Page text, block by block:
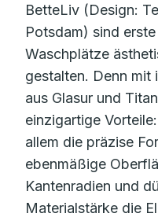
BetteLiv (Design:
Potsdam) sind
Waschplätze
gestalten. Denn mit
aus Glasur und
einzigartige
allem die präzise
ebenmäßige
Kantenradien und
Materialstärke die